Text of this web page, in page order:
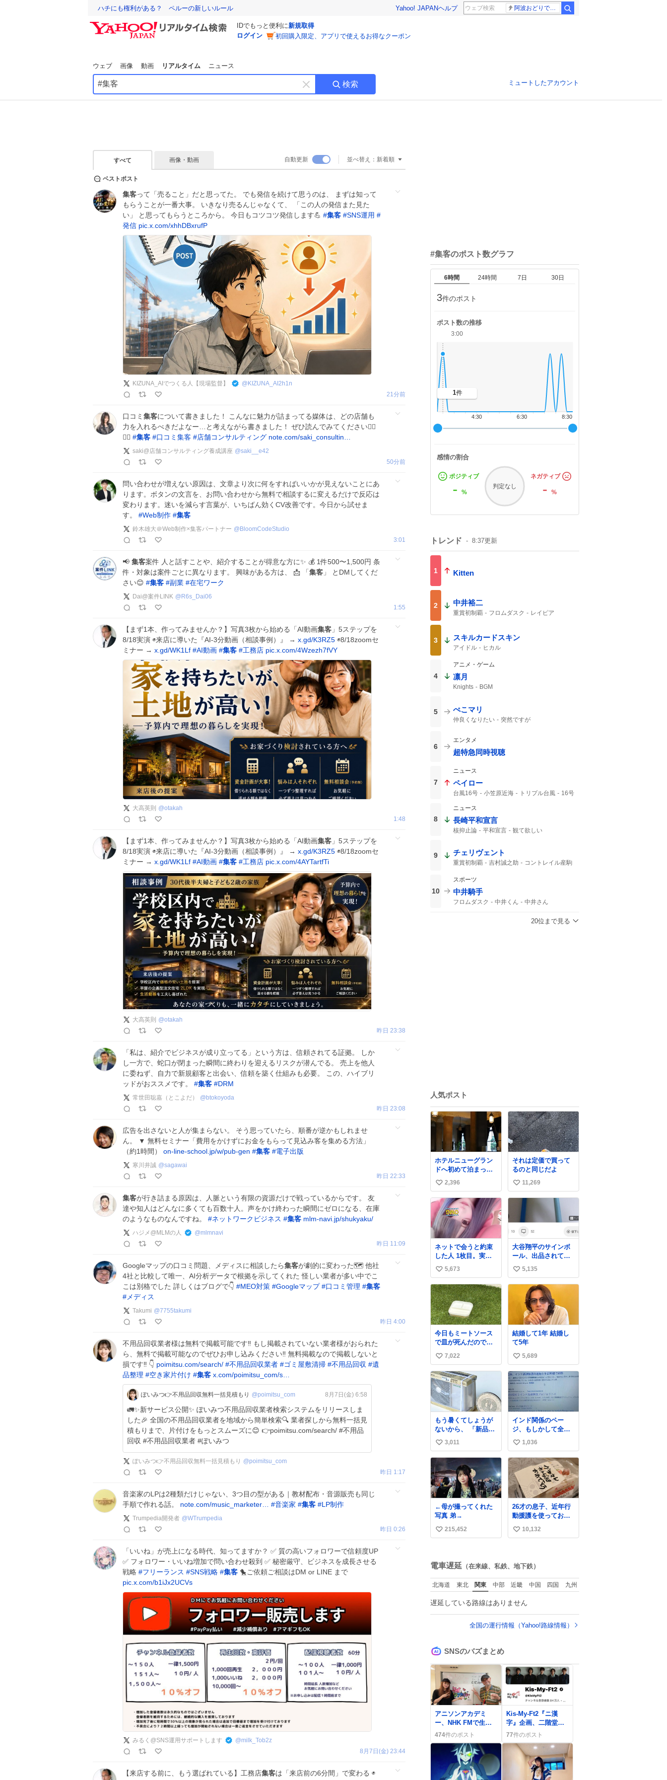
ハチにも権利がある？ ペルーの新しいルール Yahoo! JAPANヘルプ 阿波おどりで不適切な動画
IDでもっと便利に新規取得
ログイン
初回購入限定、アプリで使えるお得なクーポン
ウェブ 画像 動画 リアルタイム ニュース
キ
ー
す
検索 ミュートしたアカウント
すべて 画像・動画 自動更新 並べ替え： 新着順
ベストポスト
集客って「売ること」だと思ってた。 でも発信を続けて思うのは、 まずは知って
もらうことが一番大事。 いきなり売るんじゃなくて、 「この人の発信また見た
い」 と思ってもらうところから。 今日もコツコツ発信します💪 #集客 #SNS運用 #
発信 pic.x.com/xhhDBxrufP
KIZUNA_AIでつくる人【現場監督】 @ KIZUNA_AI2h1n
21分前
口コミ 集客について書きました！ こんなに魅力が詰まってる媒体は、どの店舗も
力を入れるべきだよなー…と考えながら書きました！ ぜひ読んでみてください🙇‍♀️
🙇‍♀️ #集客 #口コミ集客 #店舗コンサルティング note.com/saki_consultin…
saki@店舗コンサルティング養成講座 @saki__e42
50分前
問い合わせが増えない原因は、文章より次に何をすればいいかが見えないことにあ
ります。ボタンの文言を、お問い合わせから無料で相談するに変えるだけで反応は
変わります。迷いを減らす言葉が、いちばん効くCV改善です。今日から試せま
す。 #Web制作 #集客
鈴木雄大＠Web制作×集客パートナー @ BloomCodeStudio
3:01
📢 集客案件 人と話すことや、紹介することが得意な方に✨ 💰 1件500〜1,500円 条
件・対象は案件ごとに異なります。 興味がある方は、 📩 「 集客 」 とDMしてくだ
さい😊 #集客 #副業 #在宅ワーク
Dai@案件LINK @ R6s_Dai06
1:55
【まず1本、作ってみませんか？】写真3枚から始める「AI動画集客 」5ステップを
8/18実演 ◉来店に導いた『AI-3分動画（相談事例）』 → x.gd/K3RZ5 ◉8/18zoomセ
ミナー → x.gd/WK1Lf #AI動画 #集客 #工務店 pic.x.com/4Wzezh7fVY
大高英則 @otakah
1:48
【まず1本、作ってみませんか？】写真3枚から始める「AI動画集客 」5ステップを
8/18実演 ◉来店に導いた『AI-3分動画（相談事例）』 → x.gd/K3RZ5 ◉8/18zoomセ
ミナー → x.gd/WK1Lf #AI動画 #集客 #工務店 pic.x.com/4AYTartfTi
大高英則 @otakah
昨日 23:38
「私は、紹介でビジネスが成り立ってる」という方は、信頼されてる証拠。 しか
し一方で、蛇口が閉まった瞬間に終わりを迎えるリスクが潜んでる。 売上を他人
に委ねず、自力で新規顧客と出会い、信頼を築く仕組みも必要。 この、ハイブリ
ッドがおススメです。 #集客 #DRM
常世田聡嘉（とこよだ） @ btokoyoda
昨日 23:08
広告を出さないと人が集まらない。 そう思っていたら、順番が逆かもしれませ
ん。 ▼ 無料セミナー「費用をかけずにお金をもらって見込み客を集める方法」
（約1時間） on-line-school.jp/w/pub-gen #集客 #電子出版
寒川井誠 @sagawai
昨日 22:33
集客が行き詰まる原因は、人脈という有限の資源だけで戦っているからです。 友
達や知人はどんなに多くても百数十人。声をかけ終わった瞬間にゼロになる、在庫
のようなものなんですね。 #ネットワークビジネス #集客 mlm-navi.jp/shukyaku/
ハジメ@MLMの人 @mlmnavi
昨日 11:09
Googleマップの口コミ問題、メディスに相談したら集客が劇的に変わった🗺️ 他社
4社と比較して唯一、AI分析データで根拠を示してくれた 怪しい業者が多い中でこ
こは別格でした 詳しくはブログで👇 #MEO対策 #Googleマップ #口コミ管理 #集客
# メディス
Takumi @7755takumi
昨日 4:00
不用品回収業者様は無料で掲載可能です‼️ もし掲載されていない業者様がおられた
ら、無料で掲載可能なのでぜひお申し込みください‼️ 無料掲載なので掲載しないと
損です‼️ 👇️ poimitsu.com/search/ #不用品回収業者 #ゴミ屋敷清掃 #不用品回収 #遺
品整理 #空き家片付け #集客 x.com/poimitsu_com/s…
ぽいみつ👉不用品回収無料一括見積もり @poimitsu_com 8月7日(金) 6:58
🚛✨新サービス公開✨ ぽいみつ不用品回収業者検索システムをリリースしま
した🎉 全国の不用品回収業者を地域から簡単検索🔍 業者探しから無料一括見
積もりまで、片付けをもっとスムーズに😊 👉️poimitsu.com/search/ #不用品
回収 #不用品回収業者 #ぽいみつ
ぽいみつ👉不用品回収無料一括見積もり @poimitsu_com
昨日 1:17
音楽家のLPは2種類だけじゃない、3つ目の型がある｜教材配布・音源販売も同じ
手順で作れる話。 note.com/music_marketer… #音楽家 #集客 #LP制作
Trumpedia開発者 @WTrumpedia
昨日 0:26
「いいね」が売上になる時代、知ってますか？ ✅ 質の高いフォロワーで信頼度UP
✅ フォロワー・いいね増加で問い合わせ殺到 ✅ 秘密厳守、ビジネスを成長させる
戦略 #フリーランス #SNS戦略 #集客 🐤ご依頼ご相談はDM or LINE まで
pic.x.com/b1iJx2UCVs
みるく@SNS運用サポートします @milk_Tob2z
8月7日(金) 23:44
【来店する前に、もう選ばれている】工務店集客は「来店前の6分間」で変わる ◉
#集客のポスト数グラフ
6時間 24時間 7日 30日
3件のポスト
ポスト数の推移
8:30
6:30
4:30
3:00
1件
感情の割合
ポジティブ
- %
判定なし
ネガティブ
-%
トレンド 8:37更新
1 Kitten
2 中井裕二
重賞初制覇 フロムダスク
レイピア
3 スキルカードスキン
アイドル ヒカル
4
アニメ・ゲーム
凛月
Knights BGM
5 ぺこマリ
仲良くなりたい 突然ですが
6
エンタメ
超特急同時視聴
7
ニュース
ペイロー
台風16号 小笠原近海 トリプル台風
16号
熱帯低気圧に変わる
午後3時
台風14号
8
ニュース
長崎平和宣言
核抑止論 平和宣言 観て欲しい
9 チェリヴェント
重賞初制覇 吉村誠之助
コントレイル産駒
マクリール
海外帰り
10
スポーツ
中井騎手
フロムダスク 中井くん
中井さん
20位まで見る
人気ポスト
ホテルニューグラン
ドへ初めて泊まった
とき、スタッフさま
から朝のロビーはと
ても綺麗ですと教え
ていただいた。 薄暗
がりの重厚な造り
へ、まずやわらかな
光が差し込み、しだ
いに馴染んでいっ
て、時間をかけてい
つもの美しさへと移
ろっていく。120分の
ドラマチック。
い
い
ね
数
2,396
それは定価で買って
るのと同じだよ
い
い
11,269
ネットで会うと約束
した人 1枚目。実際
来た人2枚目
い
い
ね
数
5,673
大谷翔平のサインボ
ール、出品されてし
まう…
い
い
5,135
今日もミートソース
で皿が死んだので、
天日干しをしていま
す🍝 ありがとう先人
の知恵
い
い
ね
数
7,022
結婚して1年 結婚し
て5年
い
い
ね
数
5,689
もう暑くてしょうが
ないから、 「新品の
クーラーの室外機の
ミニチュア」 でも見
ていってよ
い
い
ね
数
3,011
インド関係のペー
ジ、もしかして全部
消されてる?
い
い
ね
数
1,036
←母が撮ってくれた
写真 弟→
い
数
215,452
26才の息子、近年行
動援護を使ってお出
かけをよくする 親と
の外出はもう嫌らし
モールに行った 先に
寝といてよ❗ と何度も
何度も言い残して。
ああ、これ買いに行
ってくれたんだ…😭
い
数
10,132
電車遅延 （在来線、私鉄、地下鉄）
北海道 東北 関東 中部 近畿 中国 四国 九州
遅延している路線はありません
全国の運行情報（Yahoo!路線情報）
SNSのバズまとめ
アニソンアカデミ
ー、NHK FMで生放
送開始 広瀬裕也ゲ
スト出演にファン歓
474件のポスト
Kis-My-Ft2『ニ漢
字』企画、二階堂高
嗣の誕生日サプライ
ズとオリジナル漢字T
シャツが話題に
77件のポスト